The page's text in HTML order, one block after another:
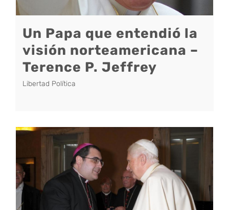
Un Papa que entendió la
visión norteamericana –
Terence P. Jeffrey
Libertad Política